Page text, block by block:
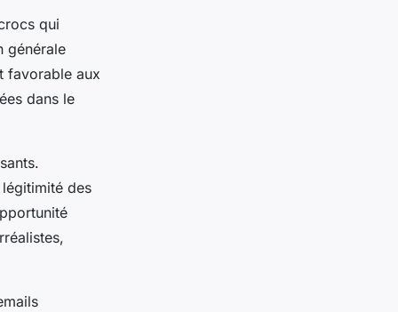
qui
générale
favorable aux
dans le
des